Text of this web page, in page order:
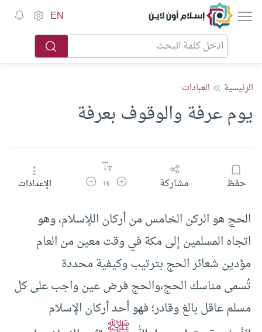
إسلام أون لاين EN
الرئيسية العبادات
يوم عرفة والوقوف بعرفة
حفظ مشاركة زيادة حجم الخط
16 تقليل حجم الخطالإعدادات
الحج هو الركن الخامس من أركان اللإسلام، وهو
اتجاه المسلمين إلى مكة في وقت معين من العام
مؤدين شعائر الحج بترتيب وكيفية محددة
تُسمى مناسك الحج،والحج فرض عين واجب على كل
مسلم عاقل بالغ وقادر؛ فهو أحد أركان الإسلام